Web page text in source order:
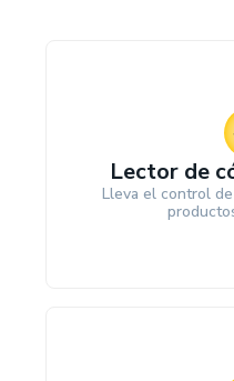
Lector de
Lleva el control